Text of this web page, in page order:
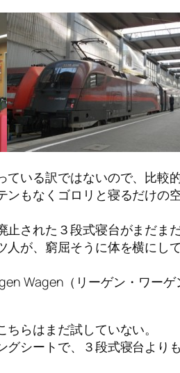
ている訳ではないので、比較
ンもなくゴロリと寝るだけの
止された３段式寝台がまだま
人が、窮屈そうに体を横にし
Wagen（リーゲン・ワー
らはまだ試していない。
グシートで、３段式寝台より